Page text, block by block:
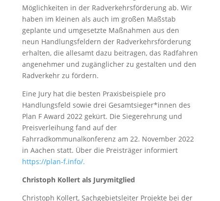
Möglichkeiten in der Radverkehrsförderung ab. Wir
haben im kleinen als auch im großen Maßstab
geplante und umgesetzte Maßnahmen aus den
neun Handlungsfeldern der Radverkehrsförderung
erhalten, die allesamt dazu beitragen, das Radfahren
angenehmer und zugänglicher zu gestalten und den
Radverkehr zu fördern.
Eine Jury hat die besten Praxisbeispiele pro
Handlungsfeld sowie drei Gesamtsieger*innen des
Plan F Award 2022 gekürt. Die Siegerehrung und
Preisverleihung fand auf der
Fahrradkommunalkonferenz am 22. November 2022
in Aachen statt. Über die Preisträger informiert
https://plan-f.info/.
Christoph Kollert als Jurymitglied
Christoph Kollert, Sachgebietsleiter Projekte bei der